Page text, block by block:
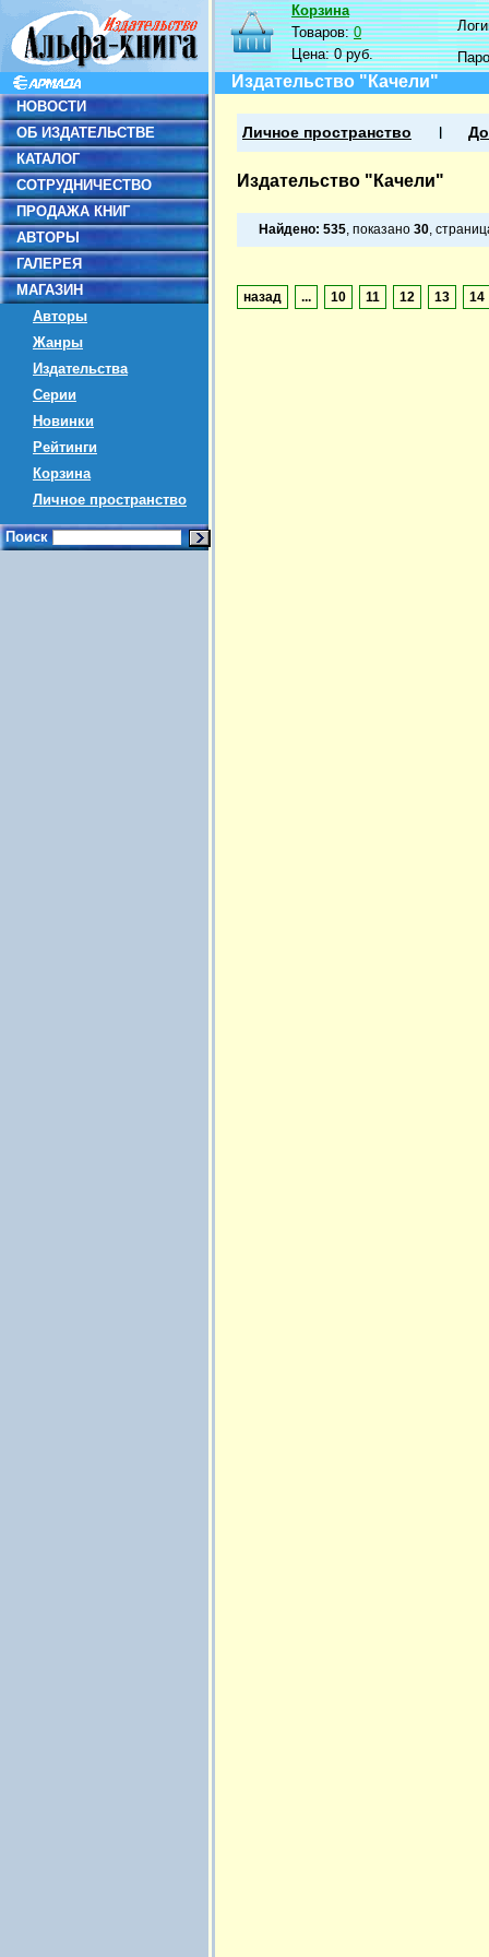
НОВОСТИ
ОБ ИЗДАТЕЛЬСТВЕ
КАТАЛОГ
СОТРУДНИЧЕСТВО
ПРОДАЖА КНИГ
АВТОРЫ
ГАЛЕРЕЯ
МАГАЗИН
Авторы
Жанры
Издательства
Серии
Новинки
Рейтинги
Корзина
Личное пространство
Поиск
Корзина
Товаров:0
Цена:0 руб.
Издательство "Качели"
Личное пространство
Издательство "Качели"
Найдено: 535, показано 30,
назад ... 10 11 12 13 14